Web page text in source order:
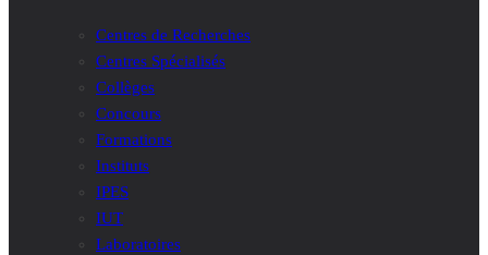
Centres de Recherches
Centres Spécialisés
Collèges
Concours
Formations
Instituts
IPES
IUT
Laboratoires